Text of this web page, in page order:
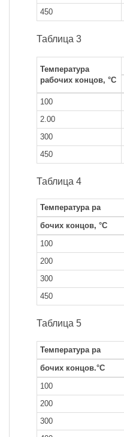
450
Таблица 3
Температура
рабочих концов, °С
100
2.00
300
450
Таблица 4
Температура ра
бочих концов, °С
100
200
300
450
Таблица 5
Температура ра
бочих концов.°С
100
200
300